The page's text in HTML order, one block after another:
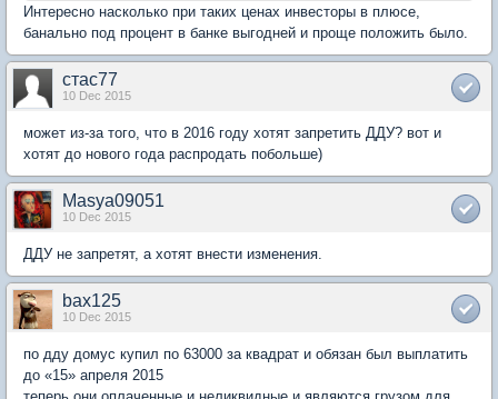
Интересно насколько при таких ценах инвесторы в плюсе,
банально под процент в банке выгодней и проще положить было.
стас77
10 Dec 2015
может из-за того, что в 2016 году хотят запретить ДДУ? вот и
хотят до нового года распродать побольше)
Masya09051
10 Dec 2015
ДДУ не запретят, а хотят внести изменения.
bax125
10 Dec 2015
по дду домус купил по 63000 за квадрат и обязан был выплатить
до «15» апреля 2015